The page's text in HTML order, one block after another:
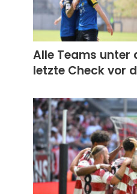
Alle Teams unter
letzte Check vor